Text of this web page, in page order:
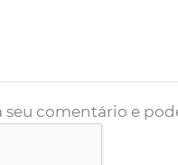
seu comentário e